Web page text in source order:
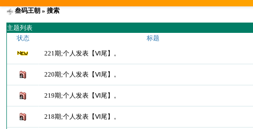
叁码王朝 » 搜索
主题列表
状态
标题
221期;个人发表【Ⅵ尾】。
220期;个人发表【Ⅵ尾】。
219期;个人发表【Ⅵ尾】。
218期;个人发表【Ⅵ尾】。